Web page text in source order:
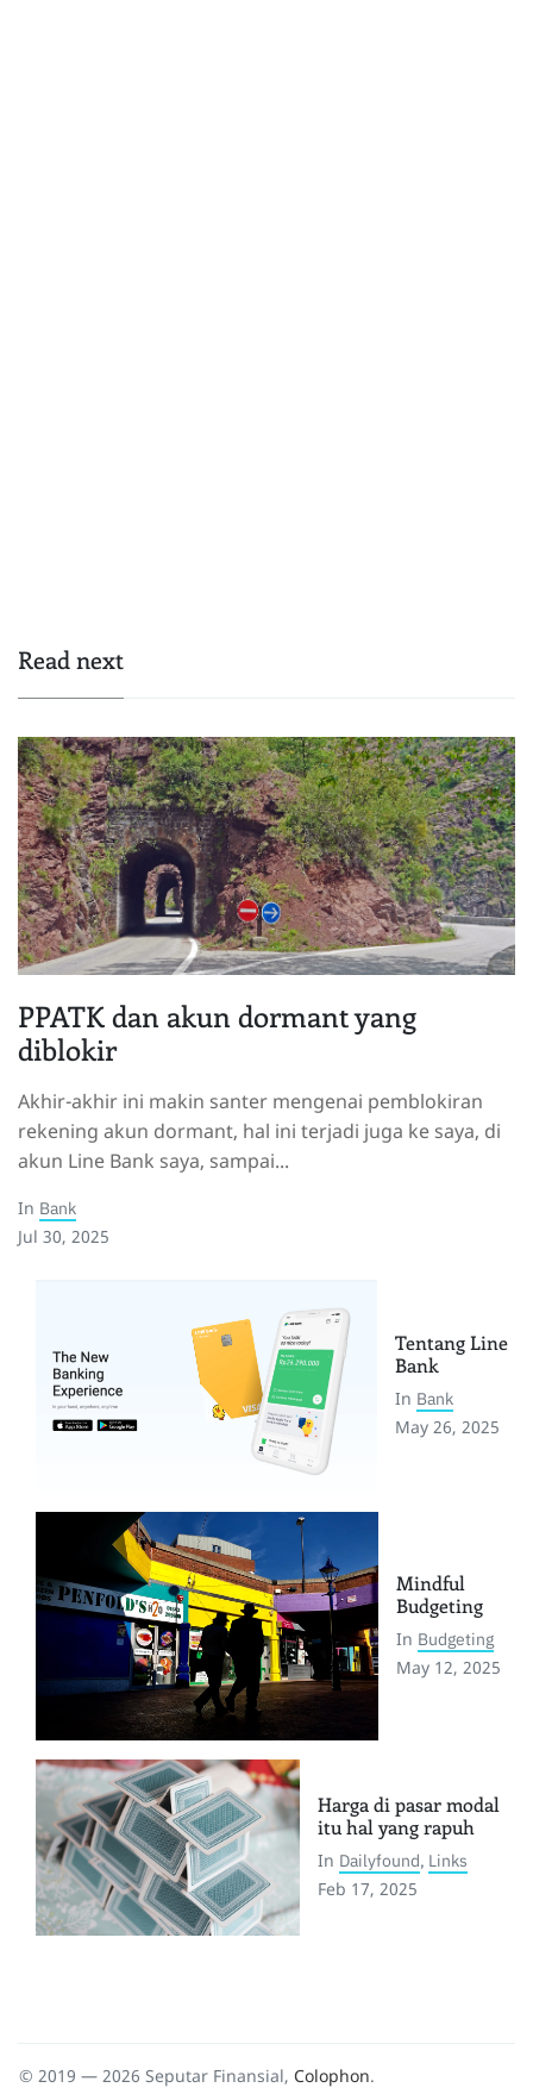
Read next
PPATK dan akun dormant yang
diblokir
Akhir-akhir ini makin santer mengenai pemblokiran
rekening akun dormant, hal ini terjadi juga ke saya, di
akun Line Bank saya, sampai...
In Bank
Jul 30, 2025
Tentang Line
Bank
In Bank
May 26, 2025
Mindful
Budgeting
In Budgeting
May 12, 2025
Harga di pasar modal
itu hal yang rapuh
In Dailyfound, Links
Feb 17, 2025
© 2019 — 2026 Seputar Finansial, Colophon.